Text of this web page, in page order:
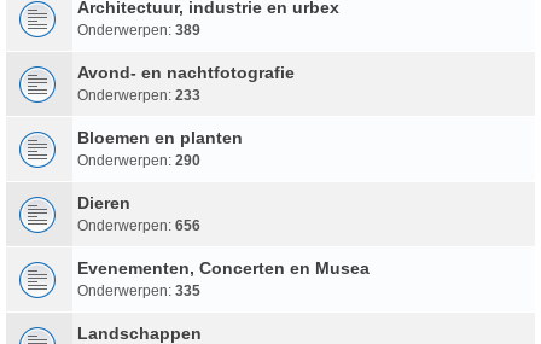
Architectuur, industrie en urbex
Onderwerpen: 389
Avond- en nachtfotografie
Onderwerpen: 233
Bloemen en planten
Onderwerpen: 290
Dieren
Onderwerpen: 656
Evenementen, Concerten en Musea
Onderwerpen: 335
Landschappen